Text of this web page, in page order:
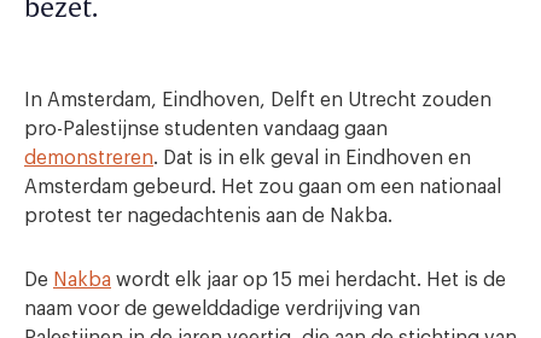
bezet.
In Amsterdam, Eindhoven, Delft en Utrecht zouden
pro-Palestijnse studenten vandaag gaan
demonstreren. Dat is in elk geval in Eindhoven en
Amsterdam gebeurd. Het zou gaan om een nationaal
protest ter nagedachtenis aan de Nakba.
De Nakba wordt elk jaar op 15 mei herdacht. Het is de
naam voor de gewelddadige verdrijving van